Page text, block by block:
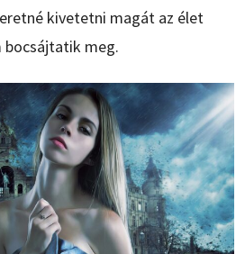
kivetetni magát az élet
bocsájtatik meg.